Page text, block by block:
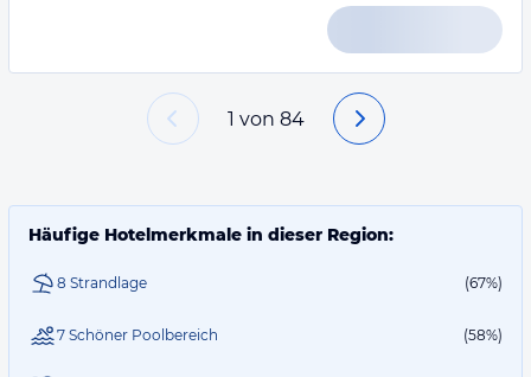
1 von 84
Häufige Hotelmerkmale in dieser Region:
8 Strandlage (67%)
7 Schöner Poolbereich (58%)